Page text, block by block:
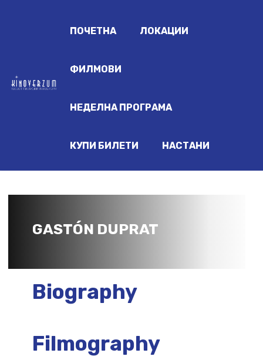
ПОЧЕТНА ЛОКАЦИИ
ФИЛМОВИ
НЕДЕЛНА ПРОГРАМА
КУПИ БИЛЕТИ НАСТАНИ
GASTÓN DUPRAT
Biography
Filmography